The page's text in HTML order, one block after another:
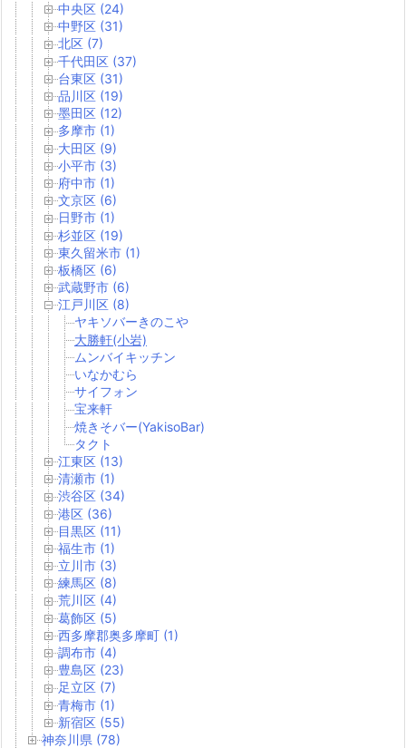
中央区 (24)
中野区 (31)
北区 (7)
千代田区 (37)
台東区 (31)
品川区 (19)
墨田区 (12)
多摩市 (1)
大田区 (9)
小平市 (3)
府中市 (1)
文京区 (6)
日野市 (1)
杉並区 (19)
東久留米市 (1)
板橋区 (6)
武蔵野市 (6)
江戸川区 (8)
ヤキソバーきのこや
大勝軒(小岩)
ムンバイキッチン
いなかむら
サイフォン
宝来軒
焼きそバー(YakisoBar)
タクト
江東区 (13)
清瀬市 (1)
渋谷区 (34)
港区 (36)
目黒区 (11)
福生市 (1)
立川市 (3)
練馬区 (8)
荒川区 (4)
葛飾区 (5)
西多摩郡奥多摩町 (1)
調布市 (4)
豊島区 (23)
足立区 (7)
青梅市 (1)
新宿区 (55)
神奈川県 (78)